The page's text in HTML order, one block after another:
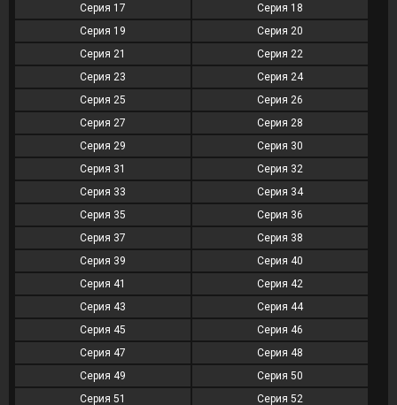
Серия 17
Серия 18
Серия 19
Серия 20
Серия 21
Серия 22
Серия 23
Серия 24
Серия 25
Серия 26
Серия 27
Серия 28
Серия 29
Серия 30
Серия 31
Серия 32
Серия 33
Серия 34
Серия 35
Серия 36
Серия 37
Серия 38
Серия 39
Серия 40
Серия 41
Серия 42
Серия 43
Серия 44
Серия 45
Серия 46
Серия 47
Серия 48
Серия 49
Серия 50
Серия 51
Серия 52